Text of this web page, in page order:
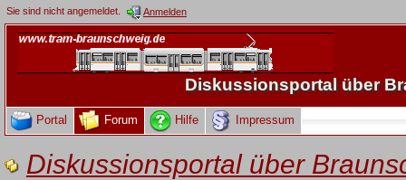
Sie sind nicht angemeldet. Anmelden
Diskussionsportal über
Portal Forum Hilfe Impressum
Diskussionsportal über